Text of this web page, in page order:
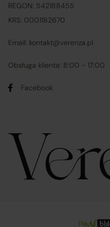
REGON: 542188455
KRS: 0001182670
Email: kontakt@verenza.pl
Obsługa klienta: 8:00 - 17:00
Facebook